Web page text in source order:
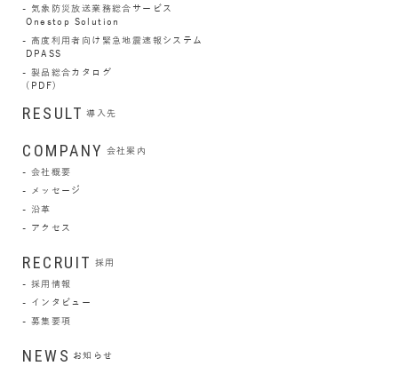
気象防災放送業務総合サービス
Onestop Solution
高度利用者向け緊急地震速報システム
DPASS
製品総合カタログ
(PDF)
RESULT 導入先
COMPANY 会社案内
会社概要
メッセージ
沿革
アクセス
RECRUIT 採用
採用情報
インタビュー
募集要項
NEWS お知らせ